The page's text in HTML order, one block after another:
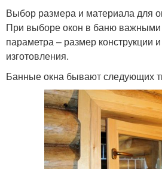
Выбор размера и материала для
При выборе окон в баню
параметра – размер конструкции
изготовления.
Банные окна бывают следующих